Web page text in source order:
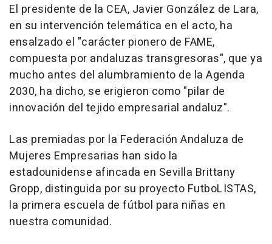
El presidente de la CEA, Javier González de Lara,
en su intervención telemática en el acto, ha
ensalzado el "carácter pionero de FAME,
compuesta por andaluzas transgresoras", que ya
mucho antes del alumbramiento de la Agenda
2030, ha dicho, se erigieron como "pilar de
innovación del tejido empresarial andaluz".
Las premiadas por la Federación Andaluza de
Mujeres Empresarias han sido la
estadounidense afincada en Sevilla Brittany
Gropp, distinguida por su proyecto FutboLISTAS,
la primera escuela de fútbol para niñas en
nuestra comunidad.